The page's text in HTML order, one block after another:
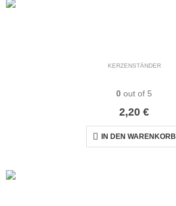
KERZENSTÄNDER
0 out of 5
2,20 €
IN DEN WARENKORB